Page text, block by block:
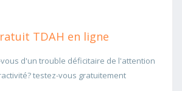
TDAH en ligne
d'un trouble déficitaire de l'attention
testez-vous gratuitement